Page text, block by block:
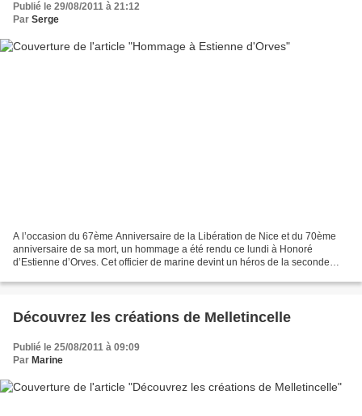
Publié le 29/08/2011 à 21:12
Par Serge
A l’occasion du 67ème Anniversaire de la Libération de Nice et du 70ème
anniversaire de sa mort, un hommage a été rendu ce lundi à Honoré
d’Estienne d’Orves. Cet officier de marine devint un héros de la seconde
Découvrez les créations de Melletincelle
Publié le 25/08/2011 à 09:09
Par Marine